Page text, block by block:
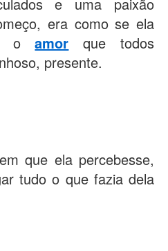
era como se ela
oamor que todos
presente.
que ela percebesse,
tudo o que fazia dela